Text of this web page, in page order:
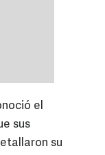
el
sus
su